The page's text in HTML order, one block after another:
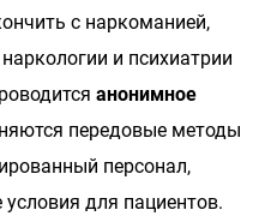
с наркоманией,
и психиатрии
анонимное
передовые методы
персонал,
для пациентов.